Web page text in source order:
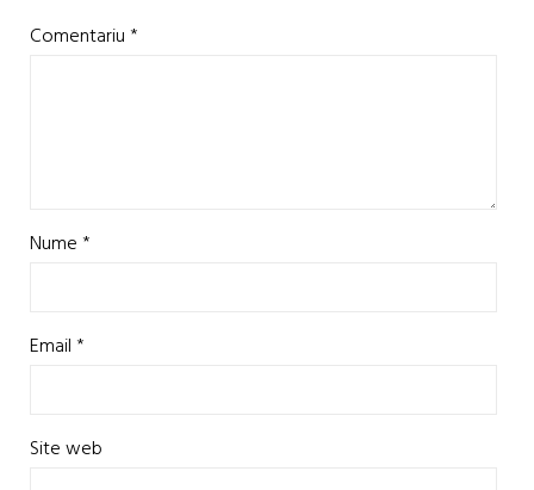
Comentariu*
Nume*
Email*
Site web